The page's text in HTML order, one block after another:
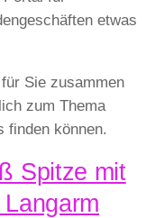
etwas
Sie zusammen
zum Thema
finden können.
Spitze mit